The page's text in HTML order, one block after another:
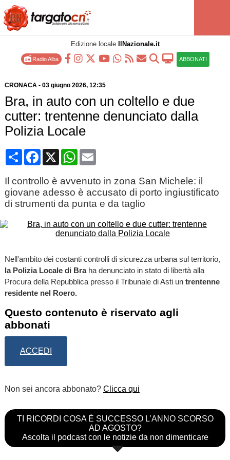
Edizione locale IlNazionale.it
Radio Alba ABBONATI
CRONACA- 03 giugno 2026, 12:35
Bra, in auto con un coltello e due
cutter: trentenne denunciato dalla
Polizia Locale
CondividiFacebook
X WhatsApp
Email
Il controllo è avvenuto in zona San Michele: il
giovane adesso è accusato di porto ingiustificato
di strumenti da punta e da taglio
Nell'ambito dei costanti controlli di sicurezza urbana sul territorio,
la Polizia Locale di Braha denunciato in stato di libertà alla
Procura della Repubblica presso il Tribunale di Asti un trentenne
residente nel Roero.
Questo contenuto è riservato agli
abbonati
ACCEDI
Non sei ancora abbonato? Clicca qui
TI RICORDI COSA È SUCCESSO L’ANNO SCORSO
AD AGOSTO?
Ascolta il podcast con le notizie da non dimenticare